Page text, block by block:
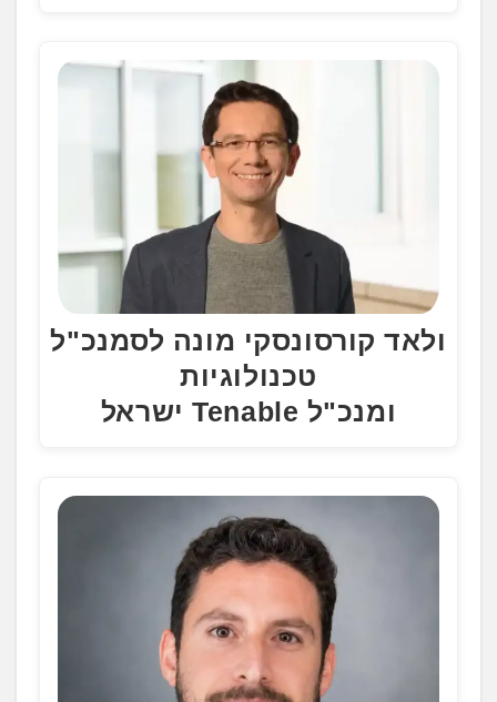
ולאד קורסונסקי מונה לסמנכ"ל
טכנולוגיות
ומנכ"ל Tenable ישראל